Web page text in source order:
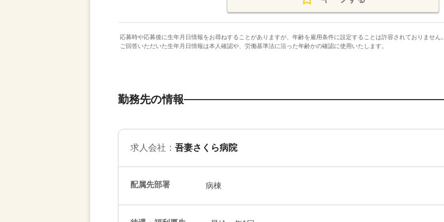
応募時や応募後に生年月日情報をお尋ねすることがありますが、年齢を雇用条件に設定することは許容されておりません
ご回答いただいた生年月日情報は本人確認や、労働基準法に沿った年齢かの確認に使用いたします。
勤務先の情報
求人会社： 吾妻さくら病院
配属先部署 病棟